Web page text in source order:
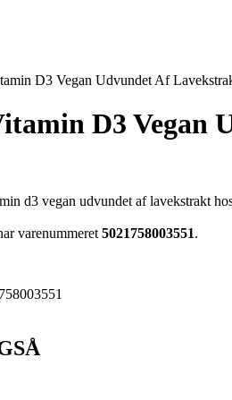
D3 Vegan Udvundet Af
D3 Vegan
d3 vegan udvundet af lavekstrakt
varenummeret5021758003551.